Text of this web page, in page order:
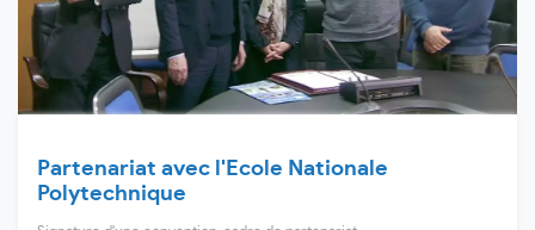
Partenariat avec l'Ecole Nationale
Polytechnique